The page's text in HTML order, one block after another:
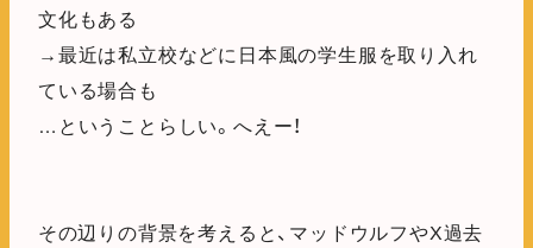
文化もある
→最近は私立校などに日本風の学生服を取り入れ
ている場合も
…ということらしい。へえー！
その辺りの背景を考えると、マッドウルフやX過去